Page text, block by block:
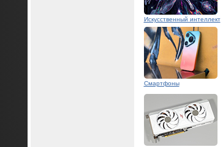
Искусственный интеллект
Смартфоны